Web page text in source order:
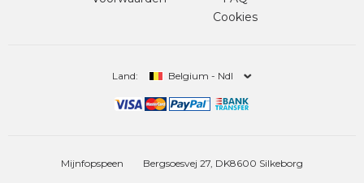
Cookies
Land: Belgium - Ndl
Mijnfopspeen Bergsoesvej 27, DK8600 Silkeborg